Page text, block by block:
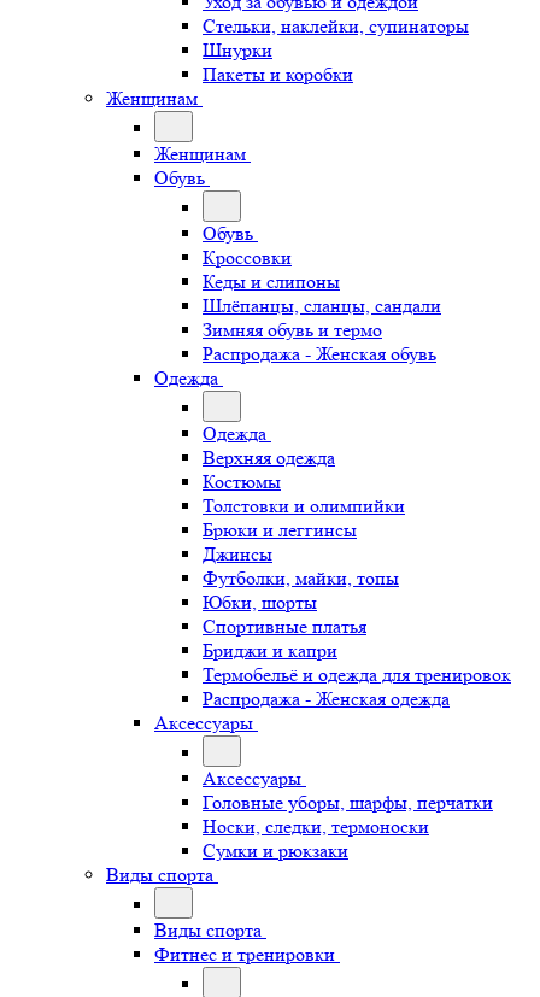
Стельки, наклейки, супинаторы
Шнурки
Пакеты и коробки
Женщинам
Женщинам
Обувь
Обувь
Кроссовки
Кеды и слипоны
Шлёпанцы, сланцы, сандали
Зимняя обувь и термо
Распродажа - Женская обувь
Одежда
Одежда
Верхняя одежда
Костюмы
Толстовки и олимпийки
Брюки и леггинсы
Джинсы
Футболки, майки, топы
Юбки, шорты
Спортивные платья
Бриджи и капри
Термобельё и одежда для тренировок
Распродажа - Женская одежда
Аксессуары
Аксессуары
Головные уборы, шарфы, перчатки
Носки, следки, термоноски
Сумки и рюкзаки
Виды спорта
Виды спорта
Фитнес и тренировки